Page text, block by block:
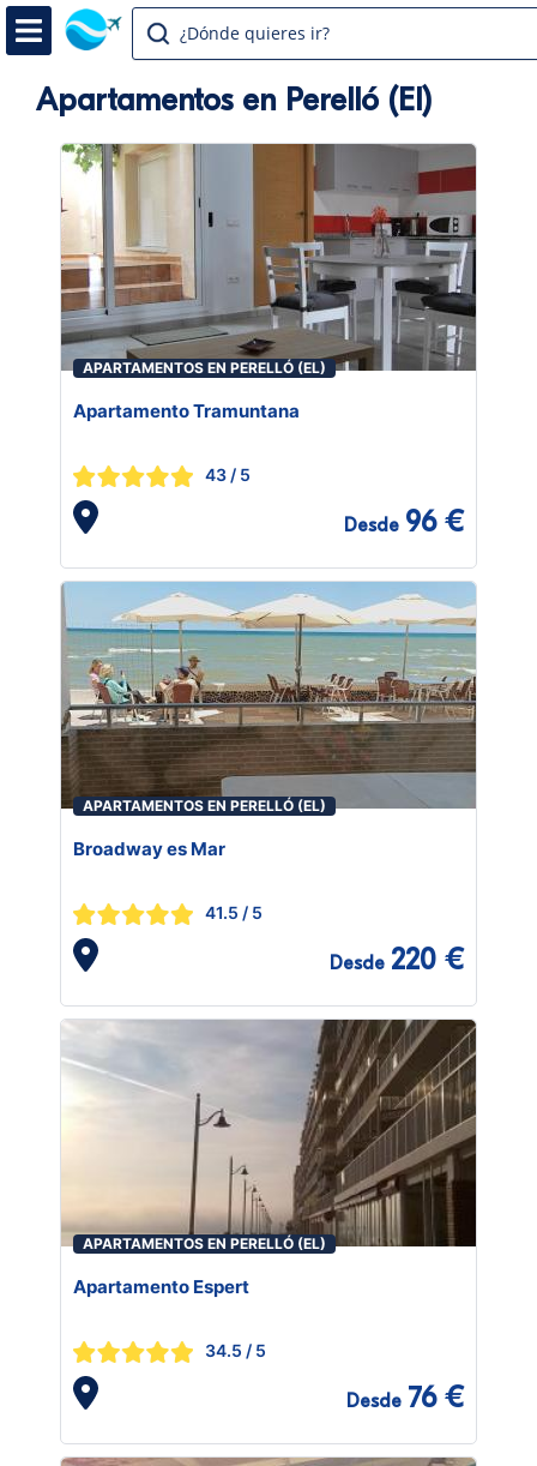
¿Dónde quieres ir?
Apartamentos en Perelló (El)
APARTAMENTOS EN PERELLÓ (EL)
Apartamento Tramuntana
43 / 5
Desde 96 €
APARTAMENTOS EN PERELLÓ (EL)
Broadway es Mar
41.5 / 5
Desde 220 €
APARTAMENTOS EN PERELLÓ (EL)
Apartamento Espert
34.5 / 5
Desde 76 €